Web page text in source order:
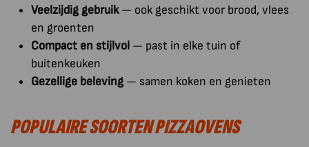
Veelzijdig gebruik— ook geschikt voor brood, vlees
en groenten
Compact en stijlvol — past in elke tuin of
buitenkeuken
Gezellige beleving — samen koken en genieten
POPULAIRE SOORTEN PIZZAOVENS